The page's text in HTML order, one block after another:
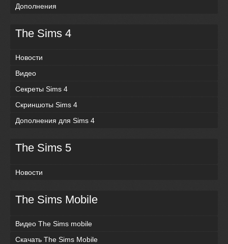
Дополнения
The Sims 4
Новости
Видео
Секреты Sims 4
Скриншоты Sims 4
Дополнения для Sims 4
The Sims 5
Новости
The Sims Mobile
Видео The Sims mobile
Скачать The Sims Mobile